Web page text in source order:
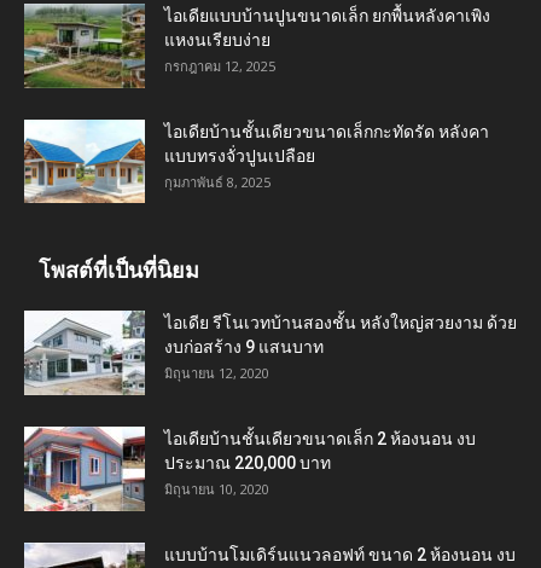
ไอเดียแบบบ้านปูนขนาดเล็ก ยกพื้นหลังคาเพิง
แหงนเรียบง่าย
กรกฎาคม 12, 2025
ไอเดียบ้านชั้นเดียวขนาดเล็กกะทัดรัด หลังคา
แบบทรงจั่วปูนเปลือย
กุมภาพันธ์ 8, 2025
โพสต์ที่เป็นที่นิยม
ไอเดีย รีโนเวทบ้านสองชั้น หลังใหญ่สวยงาม ด้วย
งบก่อสร้าง 9 แสนบาท
มิถุนายน 12, 2020
ไอเดียบ้านชั้นเดียวขนาดเล็ก 2 ห้องนอน งบ
ประมาณ 220,000 บาท
มิถุนายน 10, 2020
แบบบ้านโมเดิร์นแนวลอฟท์ ขนาด 2 ห้องนอน งบ